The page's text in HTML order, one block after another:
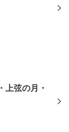
上弦の月・